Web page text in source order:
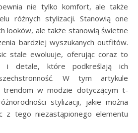
nie tylko komfort, ale także
różnych stylizacji. Stanowią one
looków, ale także stanowią świetne
bardziej wyszukanych outfitów.
stale ewoluuje, oferując coraz to
i detale, które podkreślają ich
W tym artykule
w modzie dotyczącym t-
stylizacji, jakie można
z tego niezastąpionego elementu